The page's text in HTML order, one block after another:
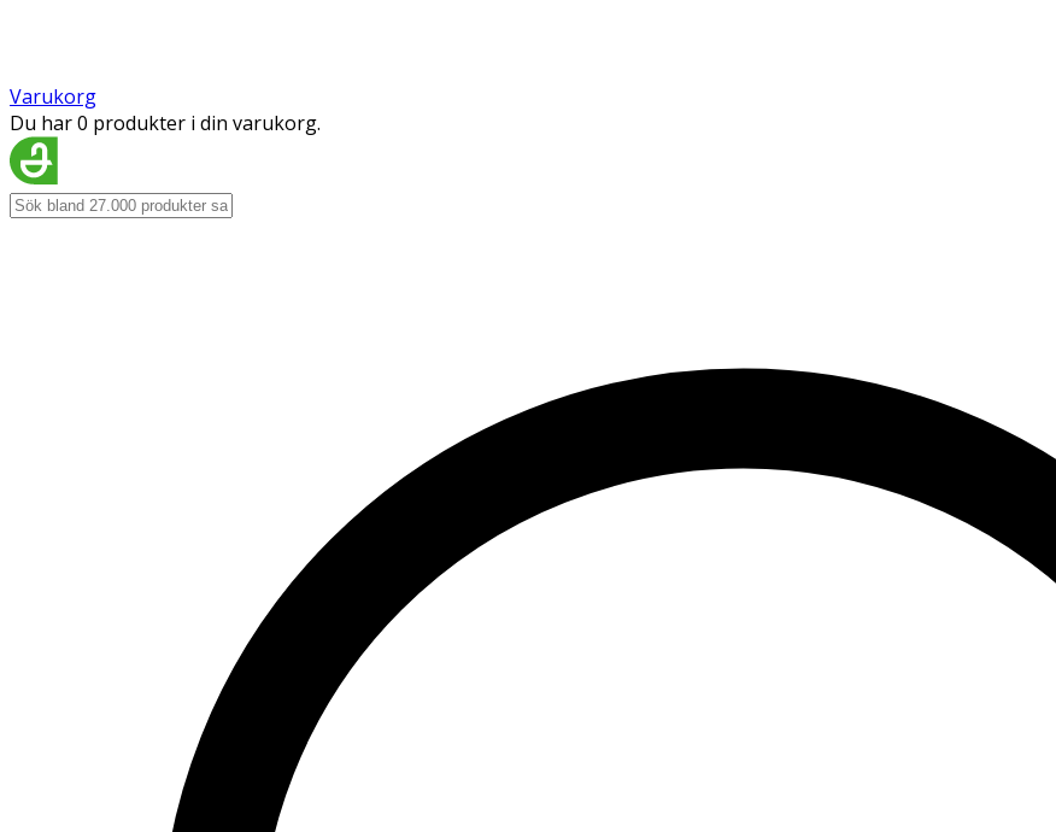
Varukorg
Du har 0 produkter i din varukorg.